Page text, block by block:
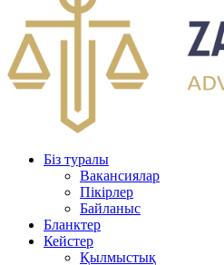
Біз туралы
Вакансиялар
Пікірлер
Байланыс
Бланктер
Кейстер
Қылмыстық